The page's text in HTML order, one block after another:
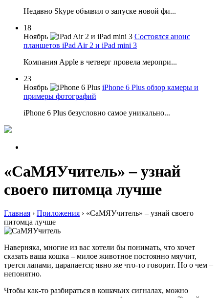
Недавно Skype объявил о запуске новой фи...
18
Ноябрь
Состоялся анонс
планшетов iPad Air 2 и iPad mini 3
Компания Apple в четверг провела меропри...
23
Ноябрь
iPhone 6 Plus обзор камеры и
примеры фотографий
iPhone 6 Plus безусловно самое уникально...
«СаМЯУчитель» – узнай
своего питомца лучше
Главная › Приложения › «СаМЯУчитель» – узнай своего
питомца лучше
Наверняка, многие из вас хотели бы понимать, что хочет
сказать ваша кошка – милое животное постоянно мяучит,
трется лапами, царапается; явно же что-то говорит. Но о чем –
непонятно.
Чтобы как-то разбираться в кошачьих сигналах, можно